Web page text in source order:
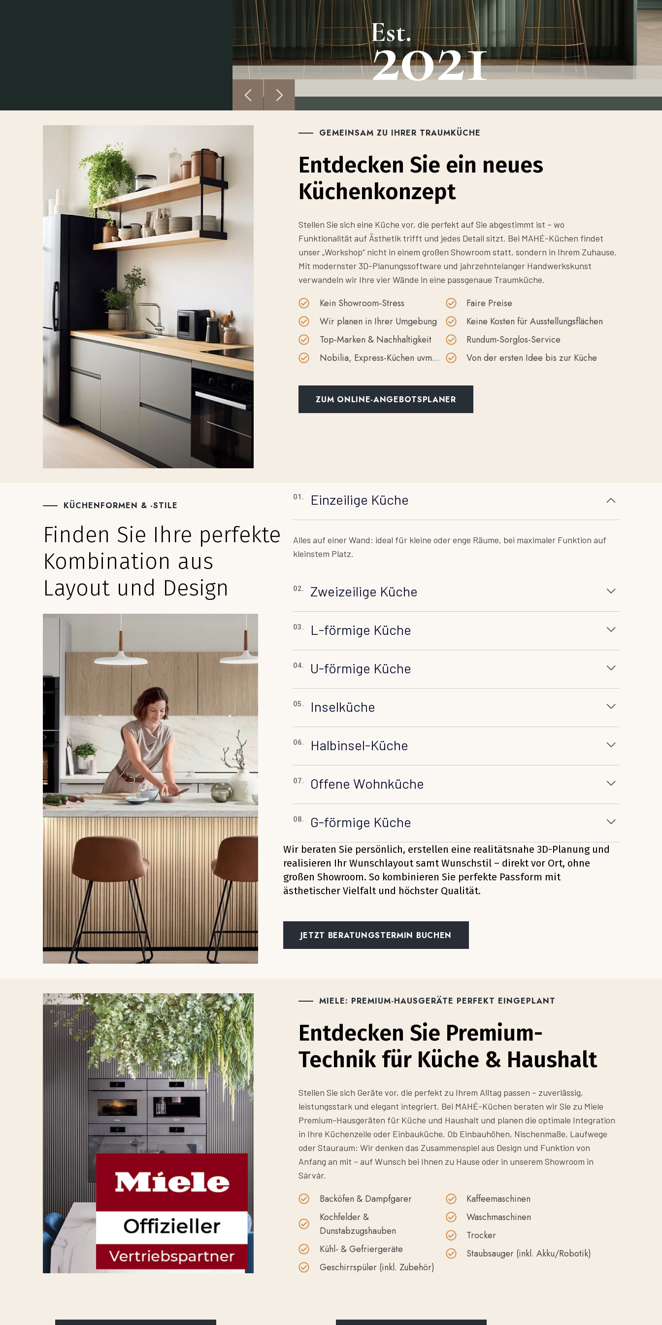
Est.
2021
GEMEINSAM ZU IHRER TRAUMKÜCHE
Entdecken Sie ein neues
Küchenkonzept
Stellen Sie sich eine Küche vor, die perfekt auf Sie abgestimmt ist – wo
Funktionalität auf Ästhetik trifft und jedes Detail sitzt. Bei MAHÉ-Küchen findet
unser „Workshop“ nicht in einem großen Showroom statt, sondern in Ihrem Zuhause.
Mit modernster 3D-Planungssoftware und jahrzehntelanger Handwerkskunst
verwandeln wir Ihre vier Wände in eine passgenaue Traumküche.
Kein Showroom-Stress
Wir planen in Ihrer Umgebung
Top-Marken & Nachhaltigkeit
Nobilia, Express-Küchen uvm...
Faire Preise
Keine Kosten für Ausstellungsflächen
Rundum-Sorglos-Service
Von der ersten Idee bis zur Küche
ZUM ONLINE-ANGEBOTSPLANER
KÜCHENFORMEN & -STILE
Finden Sie Ihre perfekte
Kombination aus
Layout und Design
01. Einzeilige Küche
Alles auf einer Wand: ideal für kleine oder enge Räume, bei maximaler Funktion auf
kleinstem Platz.
02. Zweizeilige Küche
03. L-förmige Küche
04. U-förmige Küche
05. Inselküche
06. Halbinsel-Küche
07. Offene Wohnküche
08. G-förmige Küche
Wir beraten Sie persönlich, erstellen eine realitätsnahe 3D-Planung und
realisieren Ihr Wunschlayout samt Wunschstil – direkt vor Ort, ohne
großen Showroom. So kombinieren Sie perfekte Passform mit
ästhetischer Vielfalt und höchster Qualität.
JETZT BERATUNGSTERMIN BUCHEN
MIELE: PREMIUM-HAUSGERÄTE PERFEKT EINGEPLANT
Entdecken Sie Premium-
Technik für Küche & Haushalt
Stellen Sie sich Geräte vor, die perfekt zu Ihrem Alltag passen – zuverlässig,
leistungsstark und elegant integriert. Bei MAHÉ-Küchen beraten wir Sie zu Miele
Premium-Hausgeräten für Küche und Haushalt und planen die optimale Integration
in Ihre Küchenzeile oder Einbauküche. Ob Einbauhöhen, Nischenmaße, Laufwege
oder Stauraum: Wir denken das Zusammenspiel aus Design und Funktion von
Anfang an mit – auf Wunsch bei Ihnen zu Hause oder in unserem Showroom in
Sárvár.
Backöfen & Dampfgarer
Kochfelder &
Dunstabzugshauben
Kühl- & Gefriergeräte
Geschirrspüler (inkl. Zubehör)
Kaffeemaschinen
Waschmaschinen
Trocker
Staubsauger (inkl. Akku/Robotik)